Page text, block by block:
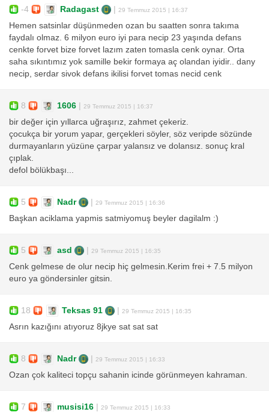
-4 Radagast 29 Temmuz 2015 | 16:37
Hemen satsinlar düşünmeden ozan bu saatten sonra takıma
faydalı olmaz. 6 milyon euro iyi para necip 23 yaşında defans
cenkte forvet bize forvet lazım zaten tomasla cenk oynar. Orta
saha sıkıntımız yok samille bekir formaya aç olandan iyidir.. dany
necip, serdar sivok defans ikilisi forvet tomas necid cenk
8 1606 29 Temmuz 2015 | 16:37
bir değer için yıllarca uğraşırız, zahmet çekeriz.
çocukça bir yorum yapar, gerçekleri söyler, söz veripde sözünde
durmayanların yüzüne çarpar yalansız ve dolansız. sonuç kral
çıplak.
defol bölükbaşı...
5 Nadr 29 Temmuz 2015 | 16:36
Başkan aciklama yapmis satmiyomuş beyler dagilalm :)
5 asd 29 Temmuz 2015 | 16:35
Cenk gelmese de olur necip hiç gelmesin.Kerim frei + 7.5 milyon
euro ya göndersinler gitsin.
18 Teksas 91 29 Temmuz 2015 | 16:35
Asrın kazığını atıyoruz 8jkye sat sat sat
8 Nadr 29 Temmuz 2015 | 16:33
Ozan çok kaliteci topçu sahanin icinde görünmeyen kahraman.
7 musisi16 29 Temmuz 2015 | 16:33